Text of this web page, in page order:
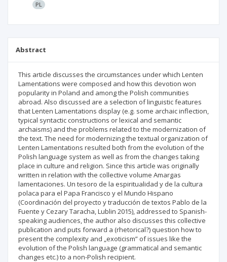
PL
Abstract
This article discusses the circumstances under which Lenten
Lamentations were composed and how this devotion won
popularity in Poland and among the Polish communities
abroad. Also discussed are a selection of linguistic features
that Lenten Lamentations display (e.g. some archaic inflection,
typical syntactic constructions or lexical and semantic
archaisms) and the problems related to the modernization of
the text. The need for modernizing the textual organization of
Lenten Lamentations resulted both from the evolution of the
Polish language system as well as from the changes taking
place in culture and religion. Since this article was originally
written in relation with the collective volume Amargas
lamentaciones. Un tesoro de la espiritualidad y de la cultura
polaca para el Papa Francisco y el Mundo Hispano
(Coordinación del proyecto y traducción de textos Pablo de la
Fuente y Cezary Taracha, Lublin 2015), addressed to Spanish-
speaking audiences, the author also discusses this collective
publication and puts forward a (rhetorical?) question how to
present the complexity and „exoticism” of issues like the
evolution of the Polish language (grammatical and semantic
changes etc.) to a non-Polish recipient.